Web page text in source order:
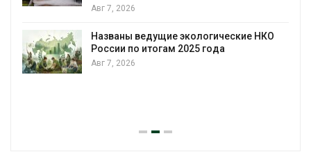
Авг 7, 2026
Названы ведущие экологические НКО
России по итогам 2025 года
Авг 7, 2026